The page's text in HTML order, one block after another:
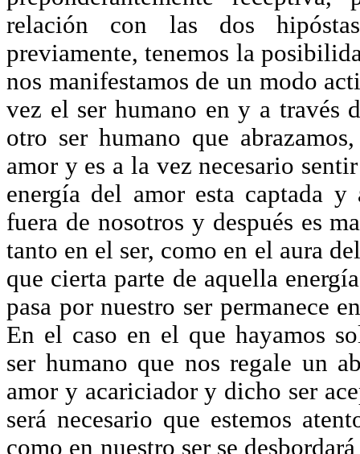
relación con las dos
previamente, tenemos la
nos manifestamos de un modo
vez el ser humano en y a través
otro ser humano que
amor y es a la vez necesario
energía del amor esta captada
fuera de nosotros y después es
tanto en el ser, como en el aura
que cierta parte de aquella
pasa por nuestro ser permanece
En el caso en el que hayamos
ser humano que nos regale un
amor y acariciador y dicho ser
será necesario que estemos
como en nuestro ser se